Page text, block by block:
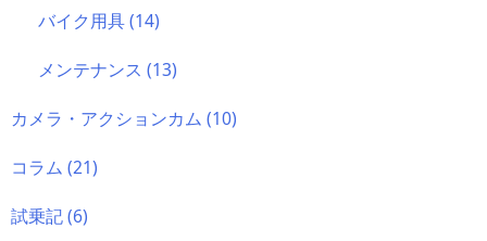
バイク用具(14)
メンテナンス(13)
カメラ・アクションカム (10)
コラム (21)
試乗記(6)